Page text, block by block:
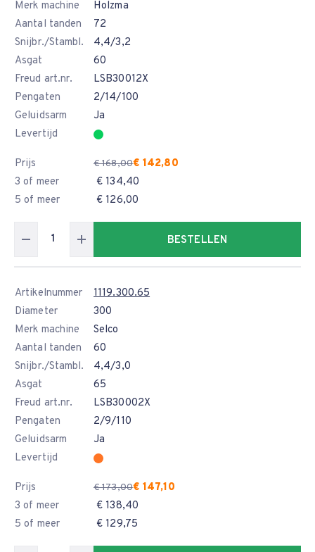
Merk machine
Holzma
Aantal tanden
72
Snijbr./Stambl.
4,4/3,2
Asgat
60
Freud art.nr.
LSB30012X
Pengaten
2/14/100
Geluidsarm
Ja
Levertijd
Prijs € 168,00€ 142,80
3 of meer
€ 134,40
5 of meer
€ 126,00
BESTELLEN
Artikelnummer
1119.300.65
Diameter
300
Merk machine
Selco
Aantal tanden
60
Snijbr./Stambl.
4,4/3,0
Asgat
65
Freud art.nr.
LSB30002X
Pengaten
2/9/110
Geluidsarm
Ja
Levertijd
Prijs € 173,00€ 147,10
3 of meer
€ 138,40
5 of meer
€ 129,75